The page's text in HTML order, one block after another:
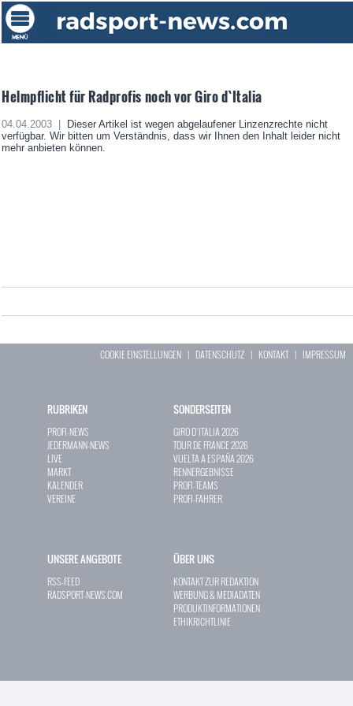
Helmpflicht für Radprofis noch vor Giro d`Italia
04.04.2003 |
Dieser Artikel ist wegen abgelaufener Linzenzrechte nicht
verfügbar. Wir bitten um Verständnis, dass wir Ihnen den Inhalt leider nicht
mehr anbieten können.
COOKIE EINSTELLUNGEN | DATENSCHUTZ | KONTAKT| IMPRESSUM
RUBRIKEN
PROFI-NEWS
JEDERMANN-NEWS
LIVE
MARKT
KALENDER
VEREINE
SONDERSEITEN
GIRO D`ITALIA 2026
TOUR DE FRANCE 2026
VUELTA A ESPAÑA 2026
RENNERGEBNISSE
PROFI-TEAMS
PROFI-FAHRER
UNSERE ANGEBOTE
RSS-FEED
RADSPORT-NEWS.COM
ÜBER UNS
KONTAKT ZUR REDAKTION
WERBUNG & MEDIADATEN
PRODUKTINFORMATIONEN
ETHIKRICHTLINIE